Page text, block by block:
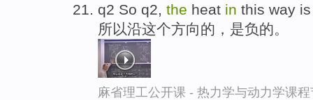
q2 So q2, the heat in this way
所以沿这个方向的，是负的。
麻省理工公开课 - 热力学与动力学课